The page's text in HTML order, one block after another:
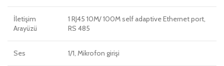
İletişim
Arayüzü
1 RJ45 10M/ 100M self adaptive Ethernet port,
RS 485
Ses 1/1, Mikrofon girişi